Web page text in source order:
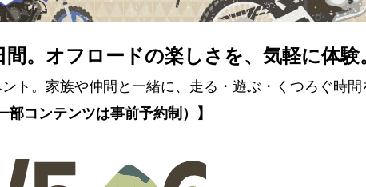
。オフロードの楽しさを、気軽に体験
ト。家族や仲間と一緒に、走る・遊ぶ・くつろぐ時間
部コンテンツは事前予約制）】